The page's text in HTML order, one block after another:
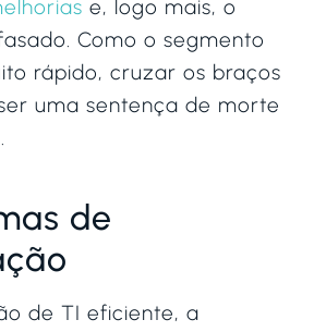
e, logo mais, o
Como o segmento
rápido, cruzar os braços
uma sentença de morte
de
de TI eficiente, a